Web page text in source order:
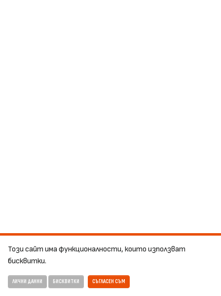
Този сайт има функционалности, които използват
бисквитки.
ЛИЧНИ ДАННИ БИСКВИТКИ СЪГЛАСЕН СЪМ